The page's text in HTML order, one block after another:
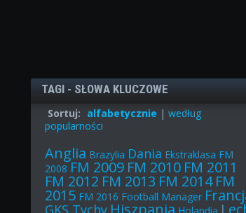
TAGI - SŁOWA KLUCZOWE
Sortuj: alfabetycznie | według
popularności
Anglia Brazylia Dania Ekstraklasa FM
2008 FM 2009 FM 2010 FM 2011
FM 2012 FM 2013 FM 2014 FM
2015 FM 2016 Football Manager
GKS Tychy Hiszpania Holandia